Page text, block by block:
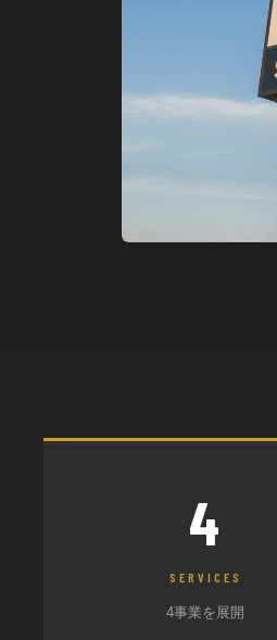
4
SERVICES
4事業を展開